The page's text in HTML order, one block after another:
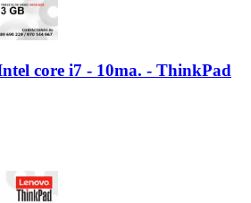
core i7 - 10ma. - ThinkPad